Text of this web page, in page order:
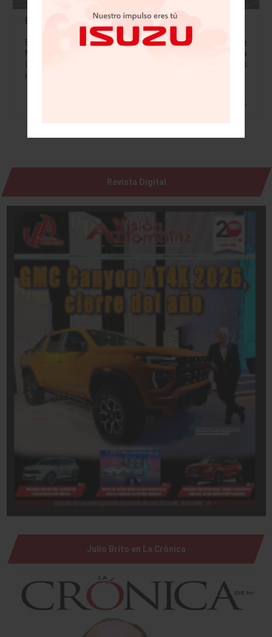
BMW Group inaugura un punto de venta en Carso
BMW Group amplía su red de distribución en la Ciudad de
México con un nuevo punto de venta perteneciente a
Grupo Bavaria, el cual estará ubicado en las
inmediaciones de…
Leer más »
Revista Digital
Julio Brito en La Crónica